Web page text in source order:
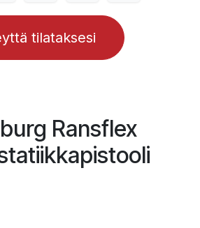
tilataksesi
Ransflex